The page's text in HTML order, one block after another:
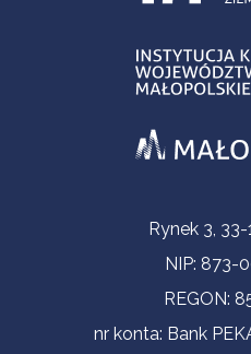
Informacje kontaktowe
Rynek 3,
NIP: 873-
REGON:
nr konta: Bank